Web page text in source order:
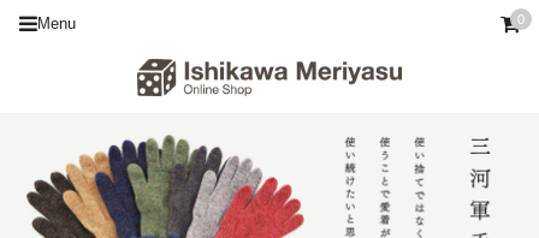
Menu 0